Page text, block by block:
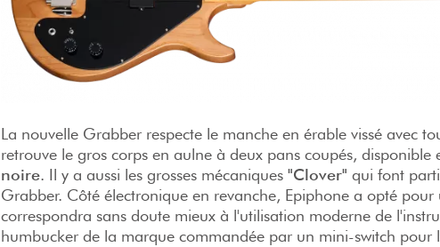
La nouvelle Grabber respecte le manche en érable vissé avec
retrouve le gros corps en aulne à deux pans coupés, disponible
noire. Il y a aussi les grosses mécaniques "Clover" qui font
Grabber. Côté électronique en revanche, Epiphone a opté pour
correspondra sans doute mieux à l'utilisation moderne de
humbucker de la marque commandée par un mini-switch pour